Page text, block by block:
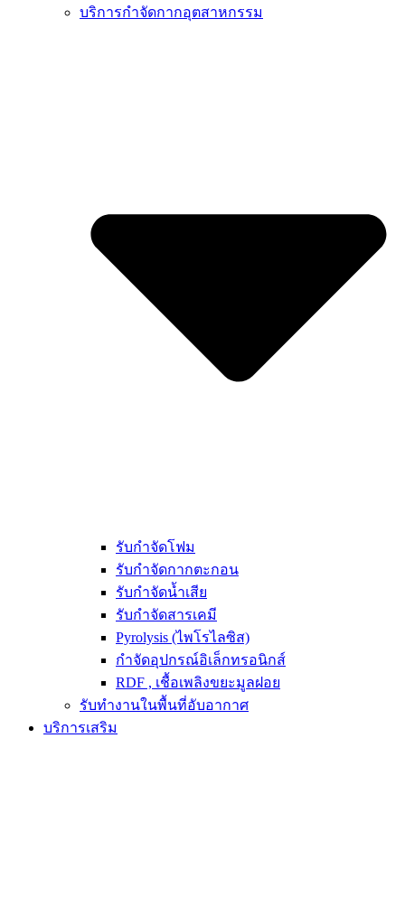
บริการกำจัดกากอุตสาหกรรม
รับกำจัดโฟม
รับกำจัดกากตะกอน
รับกำจัดน้ำเสีย
รับกำจัดสารเคมี
Pyrolysis (ไพโรไลซิส)
กำจัดอุปกรณ์อิเล็กทรอนิกส์
RDF , เชื้อเพลิงขยะมูลฝอย
รับทำงานในพื้นที่อับอากาศ
บริการเสริม